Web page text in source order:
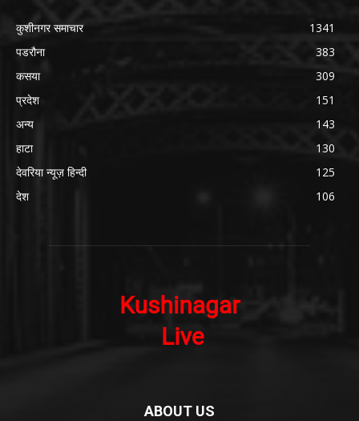
कुशीनगर समाचार
1341
पडरौना
383
कसया
309
प्रदेश
151
अन्य
143
हाटा
130
देवरिया न्यूज़ हिन्दी
125
देश
106
ABOUT US